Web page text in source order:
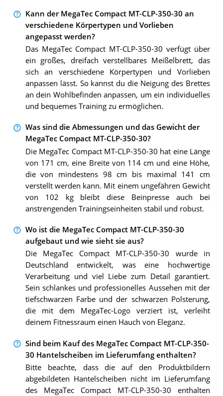
Kann der MegaTec Compact MT-CLP-350-30 an
verschiedene Körpertypen und Vorlieben
angepasst werden?
Das MegaTec Compact MT-CLP-350-30 verfügt über
ein großes, dreifach verstellbares Meißelbrett, das
sich an verschiedene Körpertypen und Vorlieben
anpassen lässt. So kannst du die Neigung des Brettes
an dein Wohlbefinden anpassen, um ein individuelles
und bequemes Training zu ermöglichen.
Was sind die Abmessungen und das Gewicht der
MegaTec Compact MT-CLP-350-30?
Die MegaTec Compact MT-CLP-350-30 hat eine Länge
von 171 cm, eine Breite von 114 cm und eine Höhe,
die von mindestens 98 cm bis maximal 141 cm
verstellt werden kann. Mit einem ungefähren Gewicht
von 102 kg bleibt diese Beinpresse auch bei
anstrengenden Trainingseinheiten stabil und robust.
Wo ist die MegaTec Compact MT-CLP-350-30
aufgebaut und wie sieht sie aus?
Die MegaTec Compact MT-CLP-350-30 wurde in
Deutschland entwickelt, was eine hochwertige
Verarbeitung und viel Liebe zum Detail garantiert.
Sein schlankes und professionelles Aussehen mit der
tiefschwarzen Farbe und der schwarzen Polsterung,
die mit dem MegaTec-Logo verziert ist, verleiht
deinem Fitnessraum einen Hauch von Eleganz.
Sind beim Kauf des MegaTec Compact MT-CLP-350-
30 Hantelscheiben im Lieferumfang enthalten?
Bitte beachte, dass die auf den Produktbildern
abgebildeten Hantelscheiben nicht im Lieferumfang
des MegaTec Compact MT-CLP-350-30 enthalten